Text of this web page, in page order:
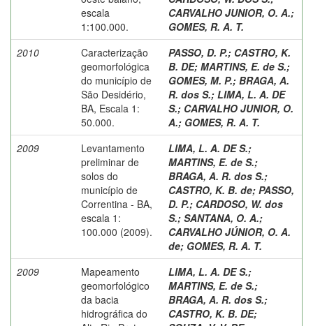
escala
1:100.000.
CARVALHO JUNIOR, O. A.;
GOMES, R. A. T.
2010
Caracterização
geomorfológica
do município de
São Desidério,
BA, Escala 1:
50.000.
PASSO, D. P.; CASTRO, K.
B. DE; MARTINS, E. de S.;
GOMES, M. P.; BRAGA, A.
R. dos S.; LIMA, L. A. DE
S.; CARVALHO JUNIOR, O.
A.; GOMES, R. A. T.
2009
Levantamento
preliminar de
solos do
município de
Correntina - BA,
escala 1:
100.000 (2009).
LIMA, L. A. DE S.;
MARTINS, E. de S.;
BRAGA, A. R. dos S.;
CASTRO, K. B. de; PASSO,
D. P.; CARDOSO, W. dos
S.; SANTANA, O. A.;
CARVALHO JÚNIOR, O. A.
de; GOMES, R. A. T.
2009
Mapeamento
geomorfológico
da bacia
hidrográfica do
LIMA, L. A. DE S.;
MARTINS, E. de S.;
BRAGA, A. R. dos S.;
CASTRO, K. B. DE;